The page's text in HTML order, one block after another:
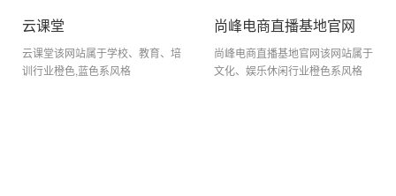
云课堂
云课堂该网站属于学校、教育、培
训行业橙色,蓝色系风格
尚峰电商直播基地官网
尚峰电商直播基地官网该网站属于
文化、娱乐休闲行业橙色系风格